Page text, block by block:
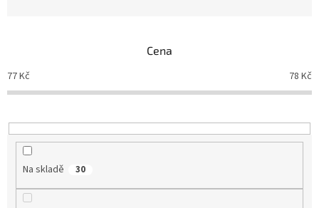
o
d
k
t
Cena
77Kč 78 Kč
Na skladě 30